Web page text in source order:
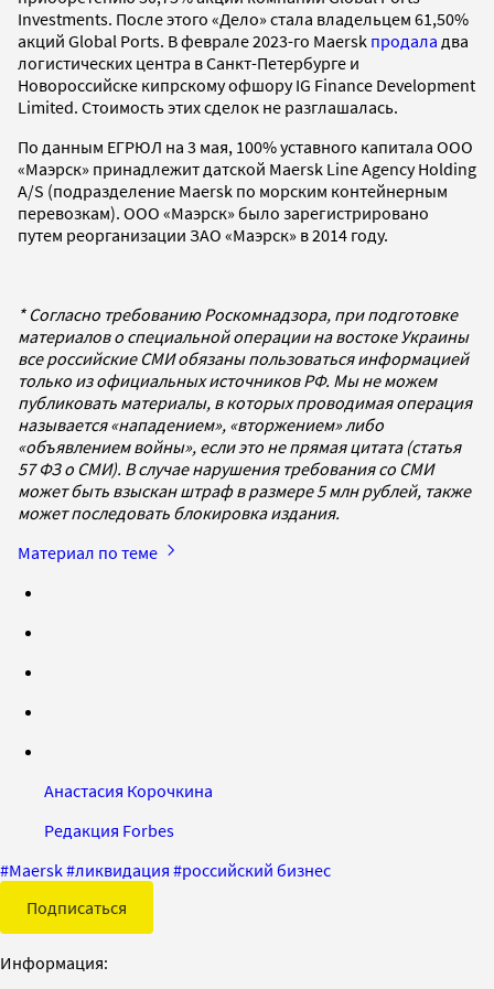
Investments. После этого «Дело» стала владельцем 61,50%
акций Global Ports. В феврале 2023-го Maersk продала два
логистических центра в Санкт-Петербурге и
Новороссийске кипрскому офшору IG Finance Development
Limited. Стоимость этих сделок не разглашалась.
По данным ЕГРЮЛ на 3 мая, 100% уставного капитала ООО
«Маэрск» принадлежит датской Maersk Line Agency Holding
A/S (подразделение Maersk по морским контейнерным
перевозкам). ООО «Маэрск» было зарегистрировано
путем реорганизации ЗАО «Маэрск» в 2014 году.
* Согласно требованию Роскомнадзора, при подготовке
материалов о специальной операции на востоке Украины
все российские СМИ обязаны пользоваться информацией
только из официальных источников РФ. Мы не можем
публиковать материалы, в которых проводимая операция
называется «нападением», «вторжением» либо
«объявлением войны», если это не прямая цитата (статья
57 ФЗ о СМИ). В случае нарушения требования со СМИ
может быть взыскан штраф в размере 5 млн рублей, также
может последовать блокировка издания.
Материал по теме
Анастасия Корочкина
Редакция Forbes
#Maersk#ликвидация #российский бизнес
Подписаться
Информация: